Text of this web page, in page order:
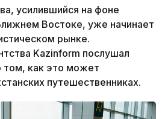
усилившийся на фоне
Востоке, уже начинает
рынке.
Kazinform послушал
том, как это может
путешественниках.